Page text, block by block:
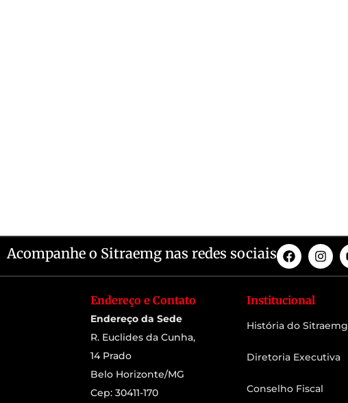
Acompanhe o Sitraemg nas redes sociais
Endereço e Contato
Endereço da Sede
R. Euclides da Cunha,
14 Prado
Belo Horizonte/MG
Cep: 30411-170
Institucional
História do Sitraemg
Diretoria Executiva
Conselho Fiscal